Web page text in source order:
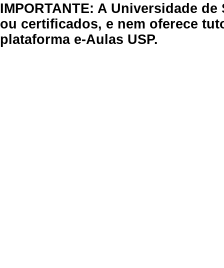
IMPORTANTE: A Universidade
ou certificados, e nem oferece
plataforma e-Aulas USP.